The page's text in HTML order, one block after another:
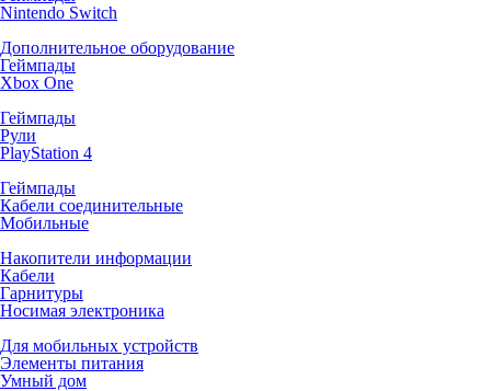
Nintendo Switch
Дополнительное оборудование
Геймпады
Xbox One
Геймпады
Рули
PlayStation 4
Геймпады
Кабели соединительные
Мобильные
Накопители информации
Кабели
Гарнитуры
Носимая электроника
Для мобильных устройств
Элементы питания
Умный дом